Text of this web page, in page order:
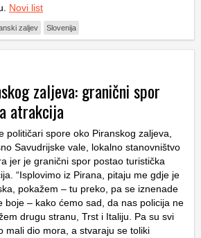
Novi list
zaljev Slovenija
zaljeva: granični spor
atrakcija
političari spore oko Piranskog zaljeva,
Savudrijske vale, lokalno stanovništvo
jer je granični spor postao turistička
“Isplovimo iz Pirana, pitaju me gdje je
pokažem – tu preko, pa se iznenade
boje – kako ćemo sad, da nas policija ne
drugu stranu, Trst i Italiju. Pa su svi
mali dio mora, a stvaraju se toliki